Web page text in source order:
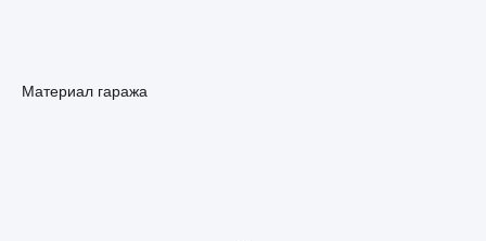
Материал гаража